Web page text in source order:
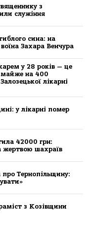
з
служіння
сина: на
Захара Венчура
у 28 років — це
на 400
лікарні
у лікaрні пoмер
42000 грн:
жертвoю шaхрaїв
Тернопільщину:
з Козівщини